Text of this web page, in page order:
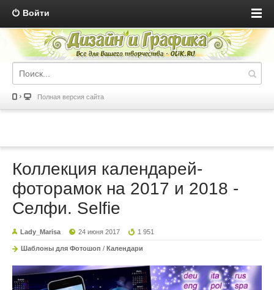
Войти
Полная версия сайта
Коллекция календарей-
фоторамок на 2017 и 2018 -
Селфи. Selfie
Lady_Marisa 24 июня 2017 1 951
Шаблоны для Фотошоп / Календари